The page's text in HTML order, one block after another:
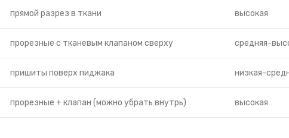
прямой разрез в ткани высокая
прорезные с тканевым клапаном сверху средняя-
пришиты поверх пиджака низкая-
прорезные + клапан (можно убрать внутрь) высокая